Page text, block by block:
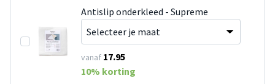
Antislip onderkleed - Supreme
vanaf 17.95
10% korting